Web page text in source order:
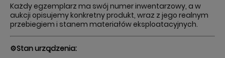
Każdy egzemplarz ma swój numer inwentarzowy, a w
aukcji opisujemy konkretny produkt, wraz z jego realnym
przebiegiem i stanem materiałów eksploatacyjnych.
⚙️Stan urządzenia: